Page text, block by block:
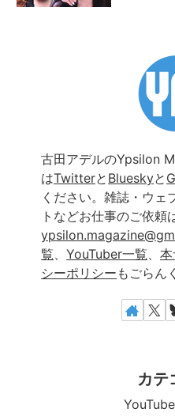
古田アデルのYpsilon
はTwitterと Blueskyと
ください。雑誌・ウェ
トなどお仕事のご依頼
覧、 YouTuber一覧、
シーポリシー もごらん
カテ